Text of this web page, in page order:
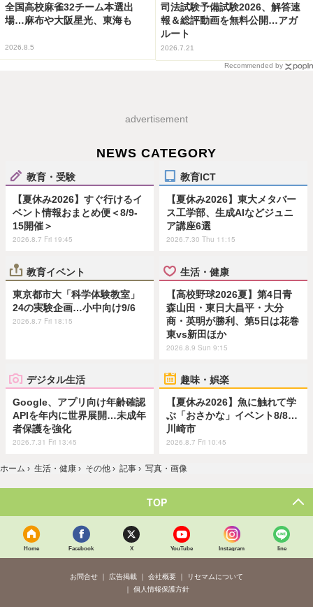
全国高校麻雀32チーム本選出
場…麻布や大阪星光、東海も
2026.8.5
司法試験予備試験2026、解答速
報＆総評動画を無料公開…アガ
ルート
2026.7.21
Recommended by
advertisement
NEWS CATEGORY
教育・受験
【夏休み2026】すぐ行けるイ
ベント情報おまとめ便＜8/9-
15開催＞
2026.8.7 Fri 19:45
教育ICT
【夏休み2026】東大メタバー
ス工学部、生成AIなどジュニ
ア講座6選
2026.7.30 Thu 11:15
教育イベント
東京都市大「科学体験教室」
24の実験企画…小中向け9/6
2026.8.7 Fri 18:15
生活・健康
【高校野球2026夏】第4日青
森山田・東日大昌平・大分
商・英明が勝利、第5日は花巻
東vs新田ほか
2026.8.9 Sun 9:15
デジタル生活
Google、アプリ向け年齢確認
APIを年内に世界展開…未成年
者保護を強化
2026.7.31 Fri 13:45
趣味・娯楽
【夏休み2026】魚に触れて学
ぶ「おさかな」イベント8/8…
川崎市
2026.8.7 Fri 10:45
ホーム › 生活・健康 › その他 › 記事 › 写真・画像
TOP
Home Facebook X YouTube Instagram line
お問合せ 広告掲載 会社概要
リセマムについて
個人情報保護方針